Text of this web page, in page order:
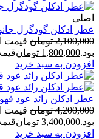
اصلی
عطر ادکلن گودگرل
2,100,000 تومان
بود.1,800,000 تومانقیمت
افزودن به سبد خرید
عطر ادکلن رائد عود
4,200,000 تومان
بود.3,400,000 تومانقیمت
افزودن به سبد خرید